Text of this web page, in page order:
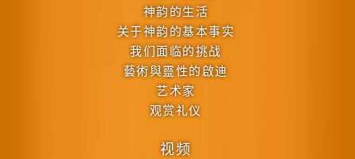
神韵的生活
关于神韵的基本事实
我们面临的挑战
藝術與靈性的啟迪
艺术家
观赏礼仪
视频